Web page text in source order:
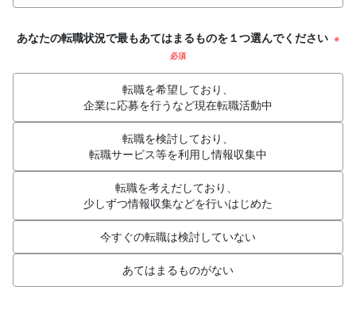
あなたの転職状況で最もあてはまるものを１つ選んでください ※
必須
転職を希望しており、
企業に応募を行うなど現在転職活動中
転職を検討しており、
転職サービス等を利用し情報収集中
転職を考えだしており、
少しずつ情報収集などを行いはじめた
今すぐの転職は検討していない
あてはまるものがない